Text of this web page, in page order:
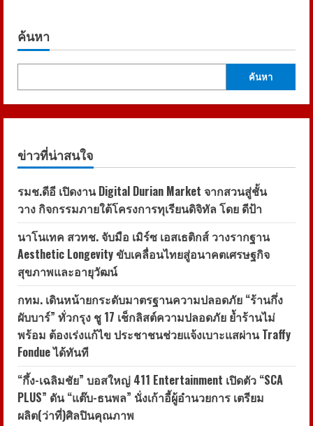
ค้นหา
ค้นหา
ข่าวที่น่าสนใจ
รมช.ดีอี เปิดงาน Digital Durian Market จากสวนสู่ชั้น
วาง กิจกรรมภายใต้โครงการทุเรียนดิจิทัล โดย ดีป้า
นาโนเทค สวทช. จับมือ เมิร์ซ เอสเธติกส์ วางรากฐาน
Aesthetic Longevity ขับเคลื่อนไทยสู่อนาคตเศรษฐกิจ
สุขภาพและอายุวัฒน์
กทม. เดินหน้ายกระดับมาตรฐานความปลอดภัย “ร้านกึ่ง
ผับบาร์” ทั่วกรุง ชู 17 เช็กลิสต์ความปลอดภัย ย้ำร้านไม่
พร้อม ต้องเร่งแก้ไข ประชาชนช่วยแจ้งเบาะแสผ่าน Traffy
Fondue ได้ทันที
“กึ้ง-เฉลิมชัย” บอสใหญ่ 411 Entertainment เปิดตัว “SCA
PLUS” ดัน “แต๊บ-ธนพล” นั่งเก้าอี้ผู้อำนวยการ เตรียม
ผลิต(ว่าที่)ศิลปินคุณภาพ